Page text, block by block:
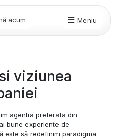
acum Meniu
viziunea
agentia preferata din
bune experiente de
este să redefinim paradigma